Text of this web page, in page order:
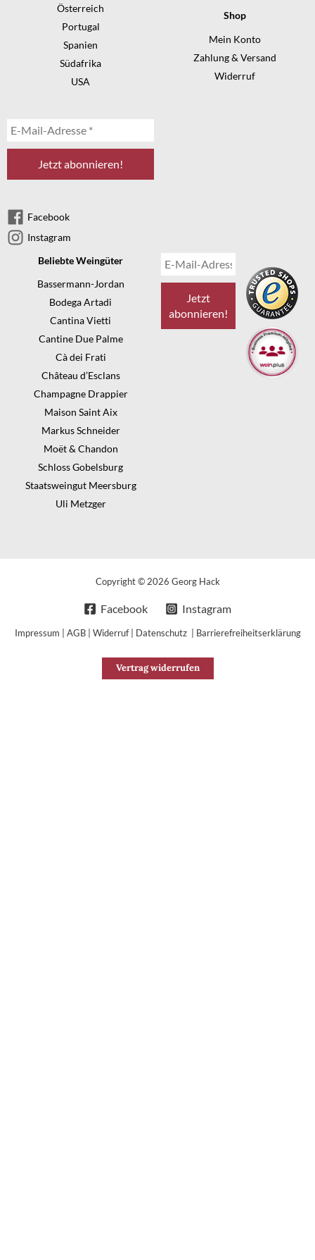
Österreich
Portugal
Spanien
Südafrika
USA
Facebook
Instagram
Shop
Mein Konto
Zahlung & Versand
Widerruf
Beliebte Weingüter
Bassermann-Jordan
Bodega Artadi
Cantina Vietti
Cantine Due Palme
Cà dei Frati
Château d’Esclans
Champagne Drappier
Maison Saint Aix
Markus Schneider
Moët & Chandon
Schloss Gobelsburg
Staatsweingut Meersburg
Uli Metzger
Copyright © 2026 Georg Hack
Facebook Instagram
Impressum AGB| Widerruf| Datenschutz Barrierefreiheitserklärung
Vertrag widerrufen